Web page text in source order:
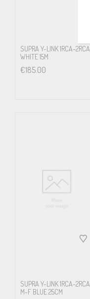
SUPRA Y-LINK 1RCA-2RCA
WHITE 15M
€185.00
SUPRA Y-LINK 1RCA-2RCA
M-F BLUE 25CM